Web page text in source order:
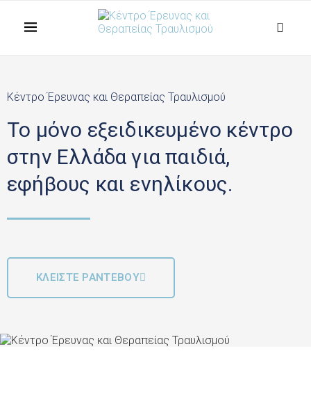
Κέντρο Έρευνας και Θεραπείας Τραυλισμού
Το μόνο εξειδικευμένο κέντρο
στην Ελλάδα για παιδιά,
εφήβους και ενηλίκους.
ΚΛΕΙΣΤΕ ΡΑΝΤΕΒΟΥ